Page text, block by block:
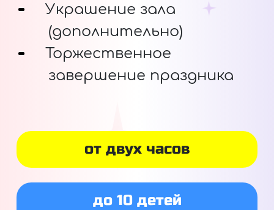
Украшение зала
(дополнительно)
Торжественное
завершение праздника
от двух часов
до 10 детей